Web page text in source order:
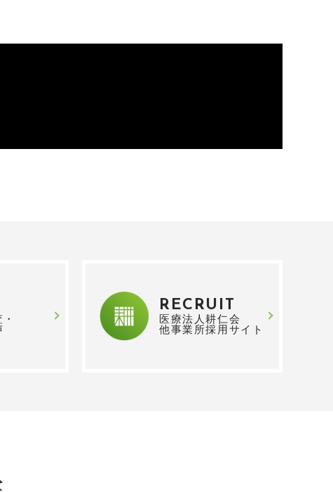
RECRUIT
医療法人耕仁会
他事業所採用サイト